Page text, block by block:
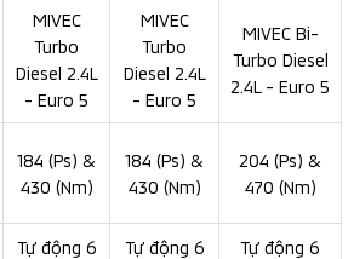
TURBO cho công suất tối đa 181
xoắn cực đại 430 Nm. Đi kèm hộp
kết hợp cùng hệ dẫn động cầu sau